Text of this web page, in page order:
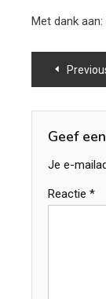
Met dank aan:
Geef
Je e-
Reactie *